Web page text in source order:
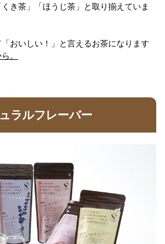
き茶」「ほうじ茶」と取り揃えていま
おいしい！」と言えるお茶になります
。
ラルフレーバー